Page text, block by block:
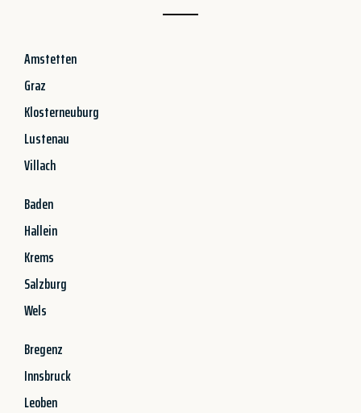
Amstetten
Graz
Klosterneuburg
Lustenau
Villach
Baden
Hallein
Krems
Salzburg
Wels
Bregenz
Innsbruck
Leoben